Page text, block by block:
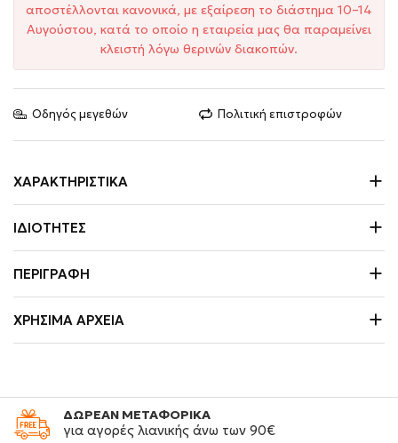
αποστέλλονται κανονικά, με εξαίρεση το διάστημα 10–14
Αυγούστου, κατά το οποίο η εταιρεία μας θα παραμείνει
κλειστή λόγω θερινών διακοπών.
Οδηγός μεγεθών Πολιτική επιστροφών
ΧΑΡΑΚΤΗΡΙΣΤΙΚΆ
ΙΔΙΌΤΗΤΕΣ
ΠΕΡΙΓΡΑΦΉ
ΧΡΉΣΙΜΑ ΑΡΧΕΊΑ
ΔΩΡΕΑΝ ΜΕΤΑΦΟΡΙΚΑ
για αγορές λιανικής άνω των 90€